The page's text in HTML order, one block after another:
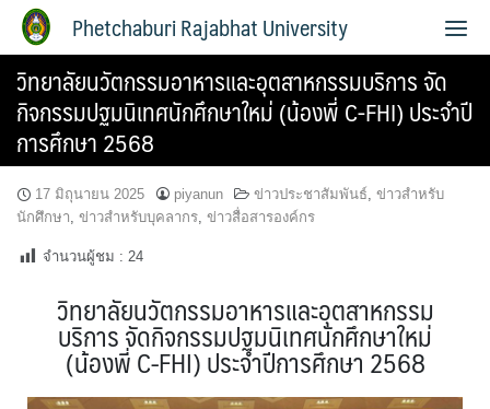
Phetchaburi Rajabhat University
วิทยาลัยนวัตกรรมอาหารและอุตสาหกรรมบริการ จัด
กิจกรรมปฐมนิเทศนักศึกษาใหม่ (น้องพี่ C-FHI) ประจำปี
การศึกษา 2568
17 มิถุนายน 2025 piyanun ข่าวประชาสัมพันธ์, ข่าวสำหรับ
นักศึกษา, ข่าวสำหรับบุคลากร, ข่าวสื่อสารองค์กร
จำนวนผู้ชม : 24
วิทยาลัยนวัตกรรมอาหารและอุตสาหกรรม
บริการ จัดกิจกรรมปฐมนิเทศนักศึกษาใหม่
(น้องพี่ C-FHI) ประจำปีการศึกษา 2568